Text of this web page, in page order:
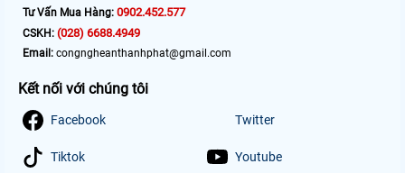
Tư Vấn Mua Hàng: 0902.452.577
CSKH: (028) 6688.4949
Email: congngheanthanhphat@gmail.com
Kết nối với chúng tôi
Facebook Twitter
Tiktok Youtube